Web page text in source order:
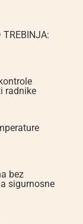
TREBINJA:
radnike
bez
sigurnosne